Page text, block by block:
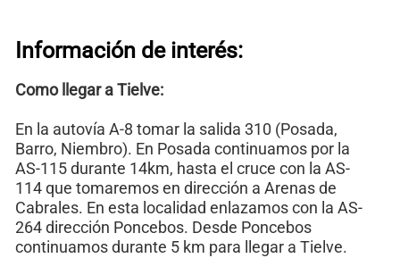
Información de interés:
Como llegar a Tielve:
En la autovía A-8 tomar la salida 310 (Posada,
Barro, Niembro). En Posada continuamos por la
AS-115 durante 14km, hasta el cruce con la AS-
114 que tomaremos en dirección a Arenas de
Cabrales. En esta localidad enlazamos con la AS-
264 dirección Poncebos. Desde Poncebos
continuamos durante 5 km para llegar a Tielve.